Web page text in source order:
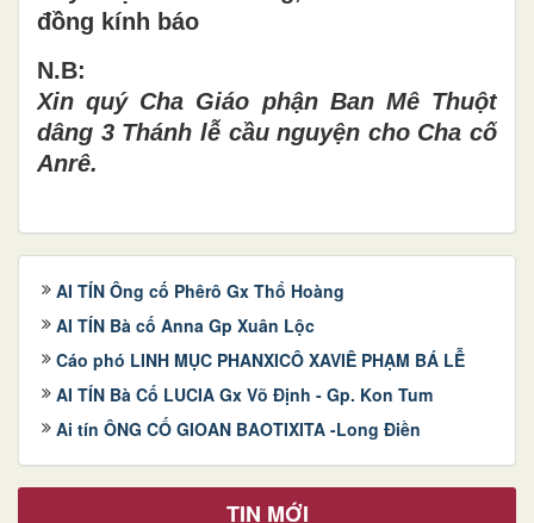
đồng kính báo
N.B:
Xin quý Cha Giáo phận Ban Mê Thuột
dâng 3 Thánh lễ cầu nguyện cho Cha cố
Anrê.
AI TÍN Ông cố Phêrô Gx Thổ Hoàng
AI TÍN Bà cố Anna Gp Xuân Lộc
Cáo phó LINH MỤC PHANXICÔ XAVIÊ PHẠM BÁ LỄ
AI TÍN Bà Cố LUCIA Gx Võ Định - Gp. Kon Tum
Ai tín ÔNG CỐ GIOAN BAOTIXITA -Long Điền
TIN MỚI